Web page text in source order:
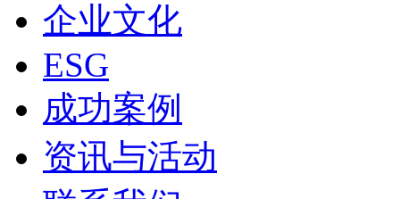
企业文化
ESG
成功案例
资讯与活动